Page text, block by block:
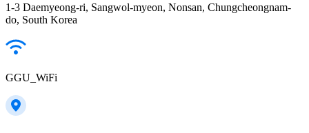
1-3 Daemyeong-ri, Sangwol-myeon, Nonsan, Chungcheongnam-
do, South Korea
GGU_WiFi